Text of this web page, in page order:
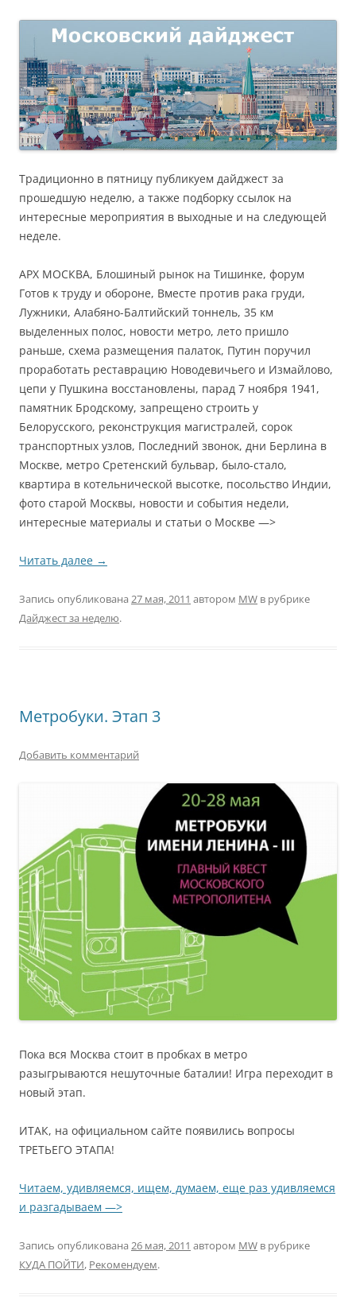
Традиционно в пятницу публикуем дайджест за
прошедшую неделю, а также подборку ссылок на
интересные мероприятия в выходные и на следующей
неделе.
АРХ МОСКВА, Блошиный рынок на Тишинке, форум
Готов к труду и обороне, Вместе против рака груди,
Лужники, Алабяно-Балтийский тоннель, 35 км
выделенных полос, новости метро, лето пришло
раньше, схема размещения палаток, Путин поручил
проработать реставрацию Новодевичьего и Измайлово,
цепи у Пушкина восстановлены, парад 7 ноября 1941,
памятник Бродскому, запрещено строить у
Белорусского, реконструкция магистралей, сорок
транспортных узлов, Последний звонок, дни Берлина в
Москве, метро Сретенский бульвар, было-стало,
квартира в котельнической высотке, посольство Индии,
фото старой Москвы, новости и события недели,
интересные материалы и статьи о Москве —>
Читать далее →
Запись опубликована 27 мая, 2011 автором MW в рубрике
Дайджест за неделю.
Метробуки. Этап 3
Добавить комментарий
Пока вся Москва стоит в пробках в метро
разыгрываются нешуточные баталии! Игра переходит в
новый этап.
ИТАК, на официальном сайте появились вопросы
ТРЕТЬЕГО ЭТАПА!
Читаем, удивляемся, ищем, думаем, еще раз удивляемся
и разгадываем —>
Запись опубликована 26 мая, 2011 автором MW в рубрике
КУДА ПОЙТИ, Рекомендуем.